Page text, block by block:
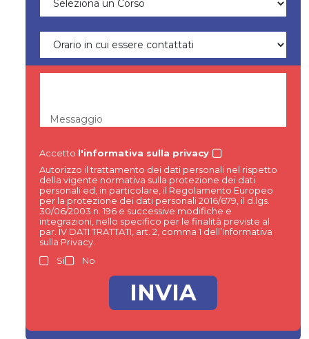
Messaggio
Accetto l'informativa sulla privacy
Autorizzo il trattamento dei dati personali nel rispetto
della vigente normativa sulla protezione dei dati
personali ed, in particolare, il Regolamento Europeo
per la protezione dei dati personali 2016/679, il d.lgs.
30/06/2003 n. 196 e successive modifiche e
integrazioni, nello specifico per le finalità previste al
par. IV DATI TRATTATI, art. 2, comma 1 dell’Informativa
sulla Privacy.
Si
No